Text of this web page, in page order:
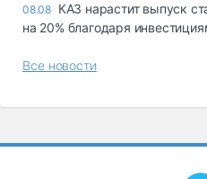
08.08 КАЗ нарастит выпуск
на 20% благодаря
Все новости